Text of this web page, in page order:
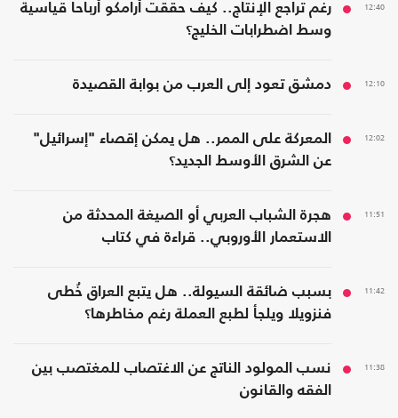
12:40
رغم تراجع الإنتاج.. كيف حققت أرامكو أرباحا قياسية
وسط اضطرابات الخليج؟
12:10 دمشق تعود إلى العرب من بوابة القصيدة
12:02
المعركة على الممر.. هل يمكن إقصاء "إسرائيل"
عن الشرق الأوسط الجديد؟
11:51
هجرة الشباب العربي أو الصيغة المحدثة من
الاستعمار الأوروبي.. قراءة في كتاب
11:42
بسبب ضائقة السيولة.. هل يتبع العراق خُطى
فنزويلا ويلجأ لطبع العملة رغم مخاطرها؟
11:38
نسب المولود الناتج عن الاغتصاب للمغتصب بين
الفقه والقانون